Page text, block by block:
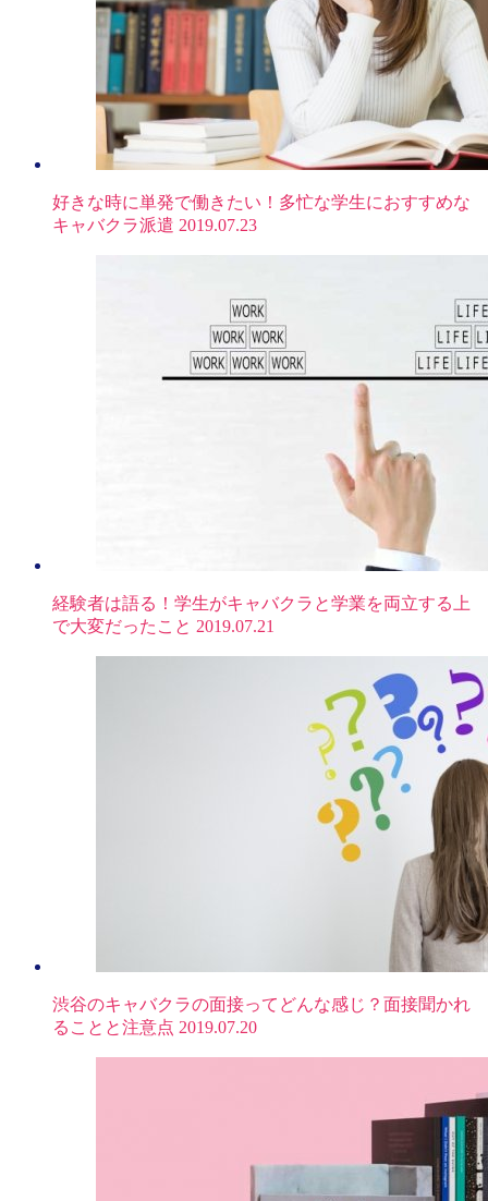
好きな時に単発で働きたい！多忙な学生におすすめな
キャバクラ派遣 2019.07.23
経験者は語る！学生がキャバクラと学業を両立する上
で大変だったこと 2019.07.21
渋谷のキャバクラの面接ってどんな感じ？面接聞かれ
ることと注意点 2019.07.20